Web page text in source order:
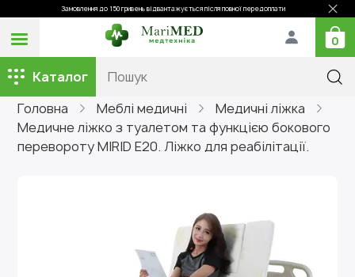
Замовлення до 150 гривень відвантажується після повної передоплати
0
Каталог
Головна
Меблі медичні
Медичні ліжка
Медичне ліжко з туалетом та функцією бокового
перевороту MIRID E20. Ліжко для реабілітації.